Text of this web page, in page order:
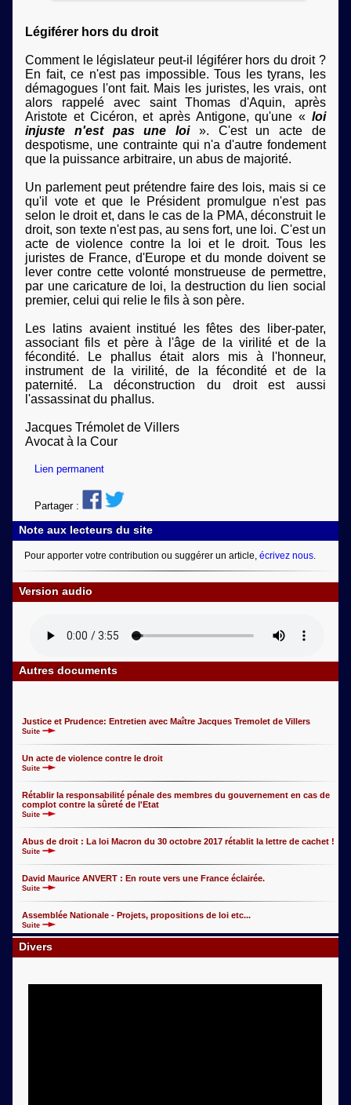
Légiférer hors du droit
Comment le législateur peut-il légiférer hors du droit ?
En fait, ce n'est pas impossible. Tous les tyrans, les
démagogues l'ont fait. Mais les juristes, les vrais, ont
alors rappelé avec saint Thomas d'Aquin, après
Aristote et Cicéron, et après Antigone, qu'une « loi
injuste n'est pas une loi». C'est un acte de
despotisme, une contrainte qui n'a d'autre fondement
que la puissance arbitraire, un abus de majorité.
Un parlement peut prétendre faire des lois, mais si ce
qu'il vote et que le Président promulgue n'est pas
selon le droit et, dans le cas de la PMA, déconstruit le
droit, son texte n'est pas, au sens fort, une loi. C'est un
acte de violence contre la loi et le droit. Tous les
juristes de France, d'Europe et du monde doivent se
lever contre cette volonté monstrueuse de permettre,
par une caricature de loi, la destruction du lien social
premier, celui qui relie le fils à son père.
Les latins avaient institué les fêtes des liber-pater,
associant fils et père à l'âge de la virilité et de la
fécondité. Le phallus était alors mis à l'honneur,
instrument de la virilité, de la fécondité et de la
paternité. La déconstruction du droit est aussi
l'assassinat du phallus.
Jacques Trémolet de Villers
Avocat à la Cour
Lien permanent
Partager :
Note aux lecteurs du site
Pour apporter votre contribution ou suggérer un article, écrivez nous.
Version audio
Autres documents
Justice et Prudence: Entretien avec Maître Jacques Tremolet de Villers
Suite
Un acte de violence contre le droit
Suite
Rétablir la responsabilité pénale des membres du gouvernement en cas de
complot contre la sûreté de l'Etat
Suite
Abus de droit : La loi Macron du 30 octobre 2017 rétablit la lettre de cachet !
Suite
David Maurice ANVERT : En route vers une France éclairée.
Suite
Assemblée Nationale - Projets, propositions de loi etc...
Suite
Bernard Chalumeau: Du droit fondamental de faire sécession de l'Union
Divers